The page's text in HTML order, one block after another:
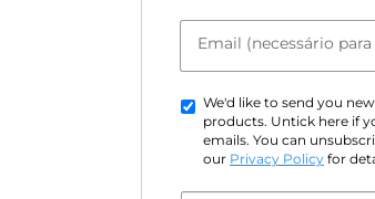
Email (necessário
We'd like to send you
products. Untick here if
emails. You can
our Privacy Policy for